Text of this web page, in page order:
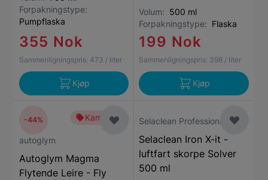
Forpakningstype:
Pumpflaska
355 Nok
Sammenligningspris: 473 / liter
Kjøp
Volum: 500 ml
Forpakningstype: Flaska
199 Nok
Sammenligningspris: 398 / liter
Kjøp
Kampanje
autoglym
Autoglym Magma
Flytende Leire - Fly
-44% Selaclean Professional
Selaclean Iron X-it -
luftfart skorpe Solver
500 ml